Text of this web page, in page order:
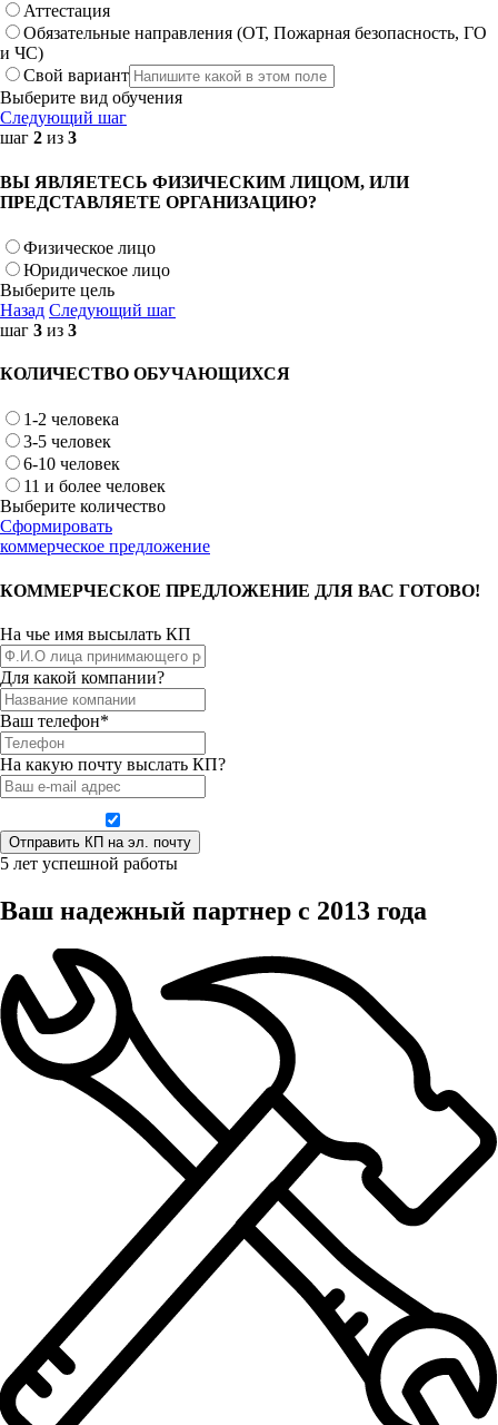
Аттестация
Обязательные направления (ОТ, Пожарная безопасность, ГО
и ЧС)
Свой вариант
Выберите вид обучения
Следующий шаг
шаг 2 из 3
ВЫ ЯВЛЯЕТЕСЬ ФИЗИЧЕСКИМ ЛИЦОМ, ИЛИ
ПРЕДСТАВЛЯЕТЕ ОРГАНИЗАЦИЮ?
Физическое лицо
Юридическое лицо
Выберите цель
Назад Следующий шаг
шаг 3 из 3
КОЛИЧЕСТВО ОБУЧАЮЩИХСЯ
1-2 человека
3-5 человек
6-10 человек
11 и более человек
Выберите количество
Сформировать
коммерческое предложение
КОММЕРЧЕСКОЕ ПРЕДЛОЖЕНИЕ ДЛЯ ВАС ГОТОВО!
На чье имя высылать КП
Для какой компании?
Ваш телефон*
На какую почту выслать КП?
5 лет успешной работы
Ваш надежный партнер с 2013 года